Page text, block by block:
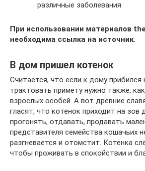
различные заболевания.
При использовании материалов
необходима ссылка на источник.
В дом пришел котенок
Считается, что если к дому прибился
трактовать примету нужно также,
взрослых особей. А вот древние
гласят, что котенок приходит на
прогонять, отдавать, продавать
представителя семейства кошачьих
разгневается и отомстит. Котенка
чтобы проживать в спокойствии и